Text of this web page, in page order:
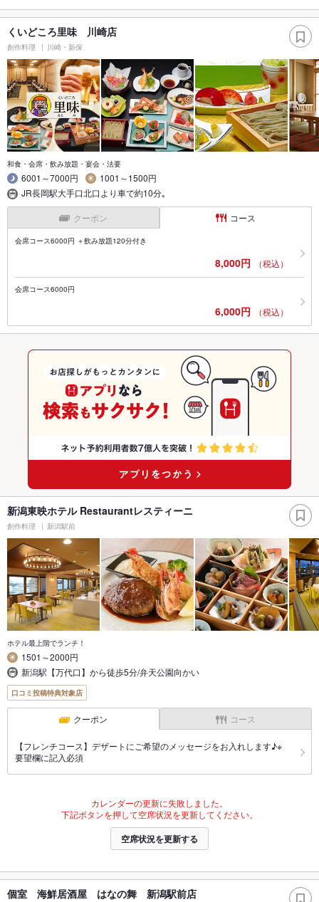
くいどころ里味 川崎店
創作料理 川崎・新保
和食・会席・飲み放題・宴会・法要
6001～7000円
1001～1500円
JR長岡駅大手口北口より車で約10分｡
クーポン コース
会席コース6000円 ＋飲み放題120分付き
8,000円 （税込）
会席コース6000円
6,000円 （税込）
新潟東映ホテル Restaurantレスティーニ
創作料理 新潟駅前
ホテル最上階でランチ！
1501～2000円
新潟駅【万代口】から徒歩5分/弁天公園向かい
口コミ投稿特典対象店
クーポン コース
【フレンチコース】デザートにご希望のメッセージをお入れします♪※
要望欄に記入必須
カレンダーの更新に失敗しました。
下記ボタンを押して空席状況を更新してください。
空席状況を更新する
個室 海鮮居酒屋 はなの舞 新潟駅前店